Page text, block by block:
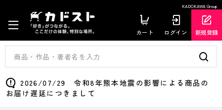
KADOKAWA Group
カート ログイン 新規登録
2026/07/29 令和8年熊本地震の影響による商品の
お届け遅延につきまして